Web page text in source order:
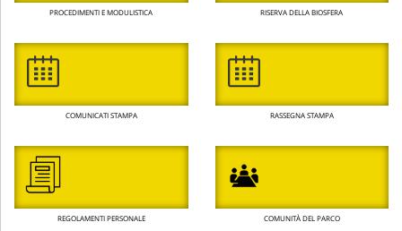
PROCEDIMENTI E MODULISTICA RISERVA DELLA BIOSFERA
COMUNICATI STAMPA RASSEGNA STAMPA
REGOLAMENTI PERSONALE COMUNITÀ DEL PARCO